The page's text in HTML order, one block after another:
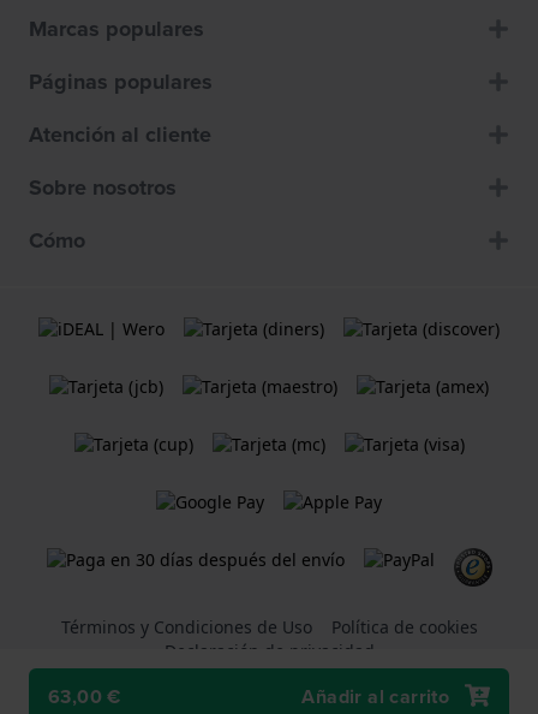
63,00 € Añadir al carrito
Marcas populares
Páginas populares
Atención al cliente
Sobre nosotros
Cómo
Términos y Condiciones de Uso
Política de cookies
Declaración de privacidad
Una tienda web Holland Watch Group B.V.